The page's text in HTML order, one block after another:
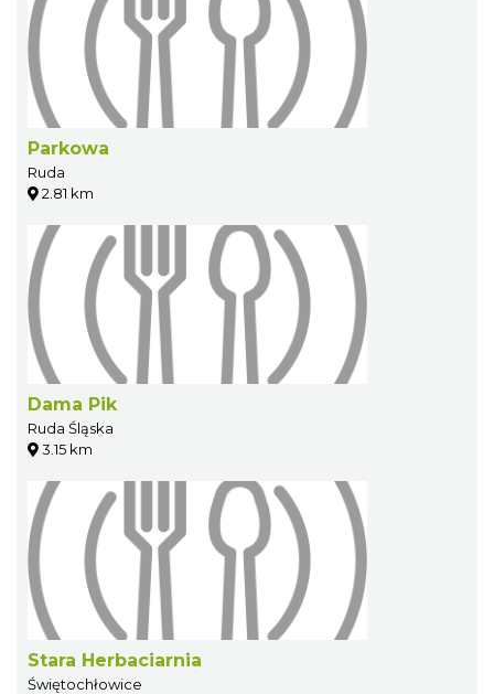
Parkowa
Ruda
2.81 km
Dama Pik
Ruda Śląska
3.15 km
Stara Herbaciarnia
Świętochłowice